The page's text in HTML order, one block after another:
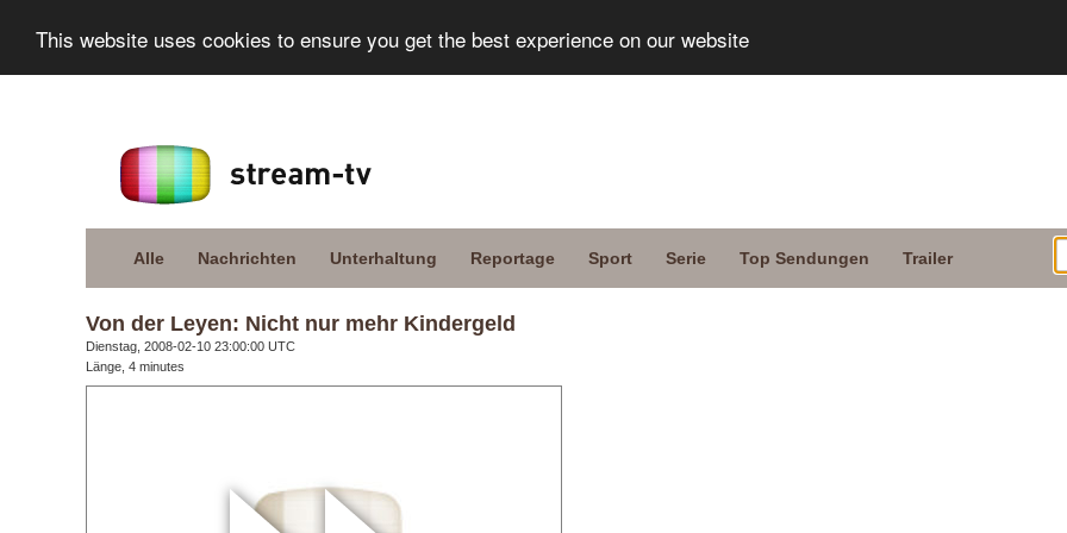
This website uses cookies to ensure you get the best experience on our website
Alle Nachrichten Unterhaltung Reportage Sport Serie Top Sendungen Trailer
Von der Leyen: Nicht nur mehr Kindergeld
Dienstag, 2008-02-10 23:00:00 UTC
Länge, 4 minutes